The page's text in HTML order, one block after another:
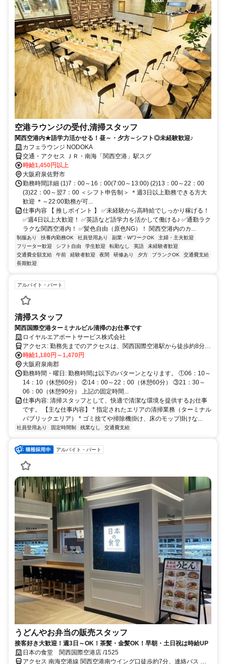
空港ラウンジの受付,清掃スタッフ
関西空港内★語学力活かせる！昼～・夕方～シフト◎未経験歓迎♪
カフェラウンジ NODOKA
交通・アクセス ＪＲ・南海「関西空港」駅スグ
時給1,450円以上
大阪府泉佐野市
勤務時間詳細 (1)7：00～16：00(7:00～13:00) (2)13：00～22：00
(3)22：00～翌7：00 ＜シフト申告制＞ ＊週3日以上勤務できる方大
歓迎 ＊～22:00勤務が可...
仕事内容 【 推しポイント 】 ✅未経験から高時給でしっかり稼げる！
✅週4日以上大歓迎！ ✅英語など語学力を活かして働ける♪ ✅通勤ラク
ラクな関西空港内！ ✅髪色自由（原色NG）！ 関西空港内のカ...
制服あり 扶養内勤務OK 社員登用あり 副業・WワークOK
主婦・主夫歓迎
フリーター歓迎
シフト自由 学生歓迎 転勤なし 英語
未経験者歓迎
交通費全額支給
午前 経験者歓迎 夜間 研修あり 夕方 ブランクOK
交通費支給
長期歓迎
アルバイト・パート
清掃スタッフ
関西国際空港ターミナルビル清掃のお仕事です
ロイヤルエアポートサービス株式会社
アクセス: 勤務先までのアクセスは、関西国際空港駅から徒歩約8分で
す。公共交通機関をご利用の場合は、南海電気鉄道・JR西日本をご
利用いただくと便利です。 詳しい道順については面接時にお知らせ
いたします。
時給1,180円～1,470円
大阪府泉南郡
勤務時間・曜日: 勤務時間は以下のパターンとなります。 ①06：10～
14：10（休憩60分） ②14：00～22：00（休憩60分） ③21：30～
06：00（休憩90分） 上記の固定時間...
仕事内容: 清掃スタッフとして、快適で清潔な環境を提供するお仕事
です。 【主な仕事内容】 * 指定されたエリアの清掃業務（ターミナル
パブリックエリア） * ゴミ捨てや掃除機掛け、床のモップ掛けな...
社員登用あり 固定時間制 残業なし 交通費支給
アルバイト・パート
うどんやお弁当の販売スタッフ
接客好き大歓迎！週3日～OK！茶髪・金髪OK！早朝・土日祝は時給UP
日本の食堂 関西国際空港店 /1525
アクセス 南海空港線 関西空港南ウイング口徒歩約7分、連絡バス 関